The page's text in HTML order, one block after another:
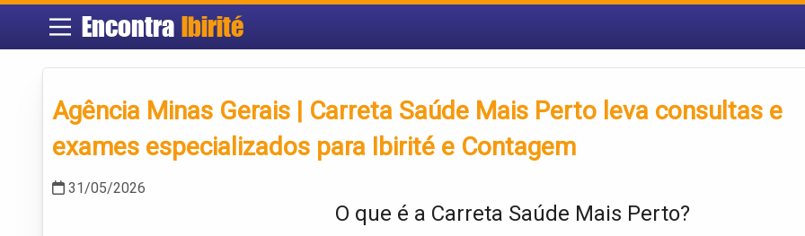
Encontra Ibirité
Agência Minas Gerais | Carreta Saúde Mais Perto leva consultas e
exames especializados para Ibirité e Contagem
31/05/2026
O que é a Carreta Saúde Mais Perto?